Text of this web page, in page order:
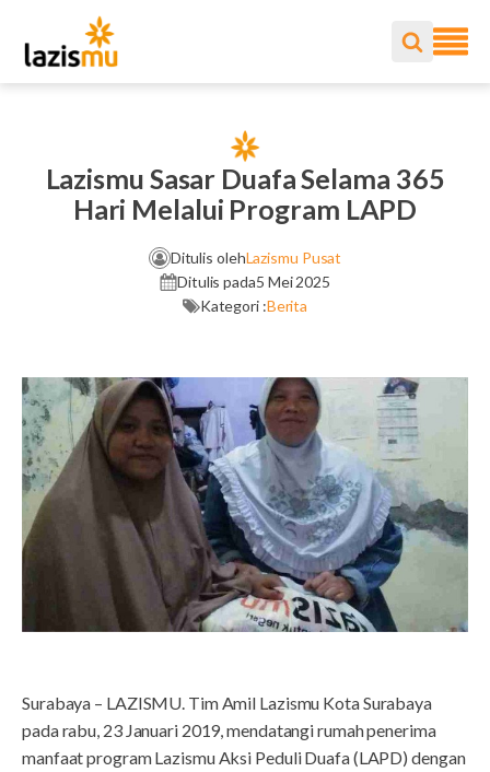
Lazismu Sasar Duafa Selama 365
Hari Melalui Program LAPD
Ditulis olehLazismu Pusat
Ditulis pada5 Mei 2025
Kategori :Berita
Surabaya – LAZISMU. Tim Amil Lazismu Kota Surabaya
pada rabu, 23 Januari 2019, mendatangi rumah penerima
manfaat program Lazismu Aksi Peduli Duafa (LAPD) dengan